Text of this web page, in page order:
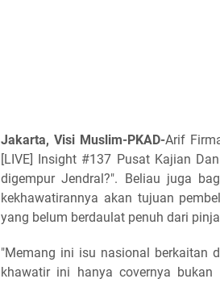
Jakarta, Visi Muslim-PKAD-Arif
[LIVE] Insight #137 Pusat Kajian
digempur Jendral?". Beliau juga
kekhawatirannya akan tujuan
yang belum berdaulat penuh dari
"Memang ini isu nasional berkaitan
khawatir ini hanya covernya